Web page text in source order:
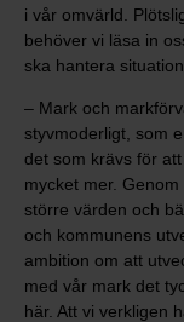
i vår omvärld.
behöver vi läsa in
ska hantera
– Mark och
styvmoderligt, som
det som krävs för
mycket mer.
större värden och
och kommunens
ambition om att
med vår mark det
här. Att vi verkligen